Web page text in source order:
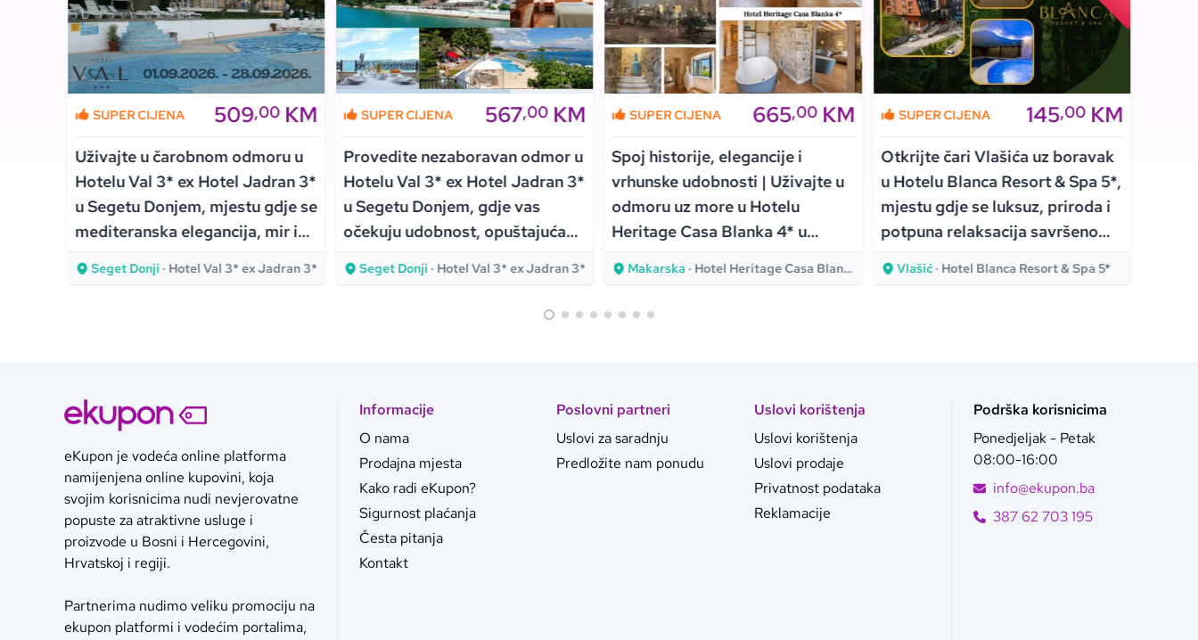
SUPER CIJENA 509,00 KM
Uživajte u čarobnom odmoru u
Hotelu Val 3* ex Hotel Jadran 3*
u Segetu Donjem, mjestu gdje se
mediteranska elegancija, mir i
blizina mora pretvaraju u
nezaboravno iskustvo!
Seget Donji · Hotel Val 3* ex Jadran 3*
SUPER CIJENA 567,00 KM
Provedite nezaboravan odmor u
Hotelu Val 3* ex Hotel Jadran 3*
u Segetu Donjem, gdje vas
očekuju udobnost, opuštajuća
atmosfera i položaj uz samu
obalu!
Seget Donji · Hotel Val 3* ex Jadran 3*
SUPER CIJENA 665,00KM
Spoj historije, elegancije i
vrhunske udobnosti | Uživajte u
odmoru uz more u Hotelu
Heritage Casa Blanka 4* u
Makarskoj!
Makarska · Hotel Heritage Casa Blanka 4*
SUPER CIJENA 145,00 KM
Otkrijte čari Vlašića uz boravak
u Hotelu Blanca Resort & Spa 5*,
mjestu gdje se luksuz, priroda i
potpuna relaksacija savršeno
spajaju!
Vlašić· Hotel Blanca Resort & Spa 5*
eKupon je vodeća online platforma
namijenjena online kupovini, koja
svojim korisnicima nudi nevjerovatne
popuste za atraktivne usluge i
proizvode u Bosni i Hercegovini,
Hrvatskoj i regiji.
Partnerima nudimo veliku promociju na
ekupon platformi i vodećim portalima,
Informacije
O nama
Prodajna mjesta
Kako radi eKupon?
Sigurnost plaćanja
Česta pitanja
Kontakt
Poslovni partneri
Uslovi za saradnju
Predložite nam ponudu
Uslovi korištenja
Uslovi korištenja
Uslovi prodaje
Privatnost podataka
Reklamacije
Podrška korisnicima
Ponedjeljak - Petak
08:00-16:00
info@ekupon.ba
387 62 703 195